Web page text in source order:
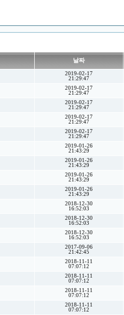
날짜
2019-02-17
21:29:47
2019-02-17
21:29:47
2019-02-17
21:29:47
2019-02-17
21:29:47
2019-02-17
21:29:47
2019-01-26
21:43:29
2019-01-26
21:43:29
2019-01-26
21:43:29
2019-01-26
21:43:29
2018-12-30
16:52:03
2018-12-30
16:52:03
2018-12-30
16:52:03
2017-09-06
21:42:45
2018-11-11
07:07:12
2018-11-11
07:07:12
2018-11-11
07:07:12
2018-11-11
07:07:12